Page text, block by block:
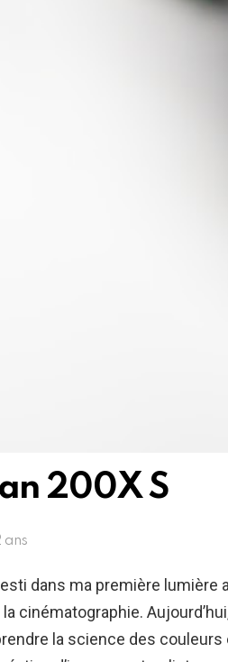
200X S
ans
dans ma première
la cinématographie.
la science des couleurs